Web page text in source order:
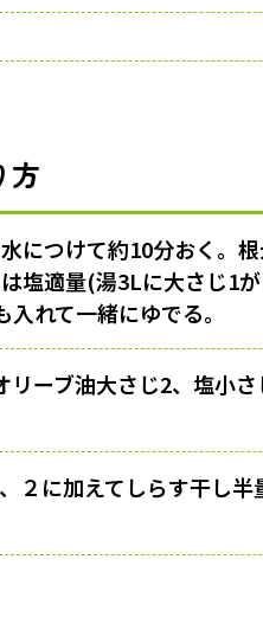
方
につけて約10分おく。
塩適量(湯3Lに大さじ1
れて一緒にゆでる。
ーブ油大さじ2、塩小
２に加えてしらす干し